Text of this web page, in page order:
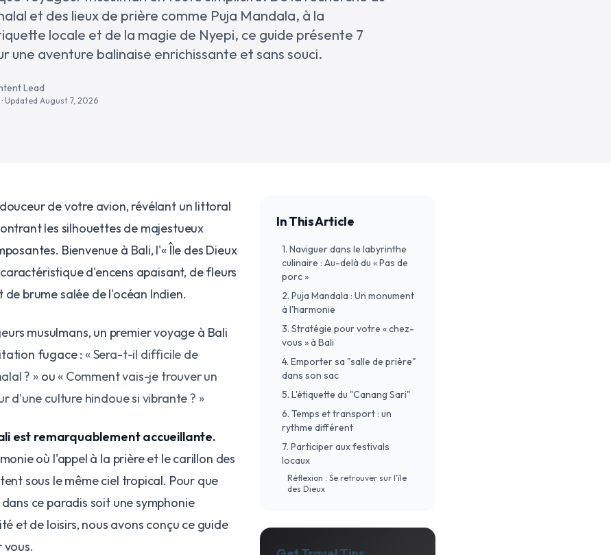
et des lieux de prière comme Puja Mandala, à la
locale et de la magie de Nyepi, ce guide présente 7
une aventure balinaise enrichissante et sans souci.
Lead
· Updated August 7, 2026
de votre avion, révélant un littoral
les silhouettes de majestueux
Bienvenue à Bali, l'« Île des Dieux
d'encens apaisant, de fleurs
brume salée de l'océan Indien.
musulmans, un premier voyage à Bali
fugace : « Sera-t-il difficile de
? »ou « Comment vais-je trouver un
d'une culture hindoue si vibrante ? »
est remarquablement accueillante.
où l'appel à la prière et le carillon des
sous le même ciel tropical. Pour que
ce paradis soit une symphonie
et de loisirs, nous avons conçu ce guide
In This Article
1. Naviguer dans le labyrinthe
culinaire : Au-delà du « Pas de
porc »
2. Puja Mandala : Un monument
à l'harmonie
3. Stratégie pour votre « chez-
vous » à Bali
​4. Emporter sa "salle de prière"
dans son sac
​5. L'étiquette du "Canang Sari"
​6. Temps et transport : un
rythme différent
​7. Participer aux festivals
locaux
​Réflexion : Se retrouver sur l'île
des Dieux